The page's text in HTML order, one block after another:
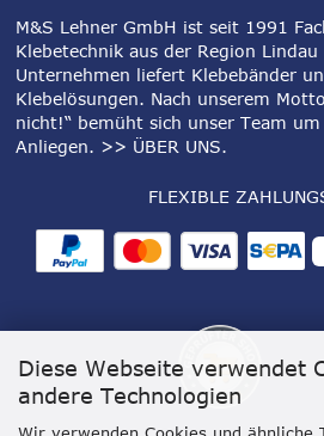
Diese Webseite verwendet
andere Technologien
Wir verwenden Cookies und ähnliche
M&S Lehner GmbH ist seit 1991
Klebetechnik aus der Region Lindau
Unternehmen liefert Klebebänder
Klebelösungen. Nach unserem
nicht!“ bemüht sich unser Team
Anliegen. >> ÜBER UNS.
FLEXIBLE